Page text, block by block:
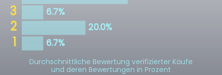
Durchschnittliche Bewertung verifizierter Käufe
und deren Bewertungen in Prozent